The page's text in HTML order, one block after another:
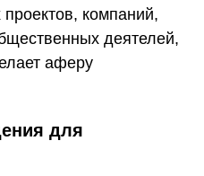
компаний,
деятелей,
аферу
для